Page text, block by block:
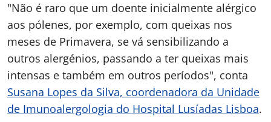
"Não é raro que um doente inicialmente alérgico
aos pólenes, por exemplo, com queixas nos
meses de Primavera, se vá sensibilizando a
outros alergénios, passando a ter queixas mais
intensas e também em outros períodos", conta
Susana Lopes da Silva, coordenadora da Unidade
de Imunoalergologia do Hospital Lusíadas Lisboa.